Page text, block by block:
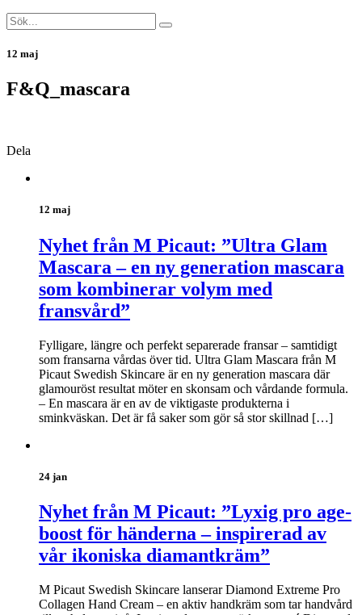
12 maj
F&Q_mascara
Dela
12 maj
Nyhet från M Picaut: ”Ultra Glam
Mascara – en ny generation mascara
som kombinerar volym med
fransvård”
Fylligare, längre och perfekt separerade fransar – samtidigt
som fransarna vårdas över tid. Ultra Glam Mascara från M
Picaut Swedish Skincare är en ny generation mascara där
glamouröst resultat möter en skonsam och vårdande formula.
– En mascara är en av de viktigaste produkterna i
sminkväskan. Det är få saker som gör så stor skillnad […]
24 jan
Nyhet från M Picaut: ”Lyxig pro age-
boost för händerna – inspirerad av
vår ikoniska diamantkräm”
M Picaut Swedish Skincare lanserar Diamond Extreme Pro
Collagen Hand Cream – en aktiv handkräm som tar handvård